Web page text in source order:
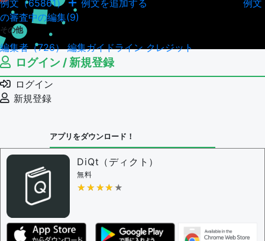
例文（65861） 例文を追加する
例文
の審査中の編集(9)
その他
編集者（726）編集ガイドラインクレジット
ログイン / 新規登録
ログイン
新規登録
アプリをダウンロード！
DiQt（ディクト）
無料
★★★★★
★★★★★